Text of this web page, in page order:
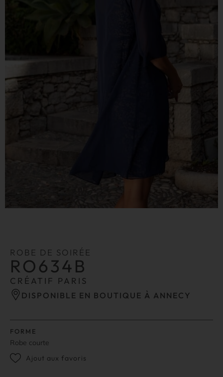
ROBE DE SOIRÉE
RO634B
CRÉATIF PARIS
DISPONIBLE EN BOUTIQUE À ANNECY
FORME
Robe courte
Ajout aux favoris